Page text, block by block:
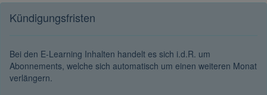
Kündigungsfristen
Bei den E-Learning Inhalten handelt es sich i.d.R. um
Abonnements, welche sich automatisch um einen weiteren Monat
verlängern.